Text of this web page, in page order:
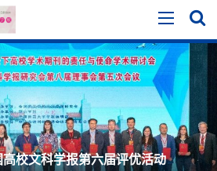
校文科学报第六届评优活动